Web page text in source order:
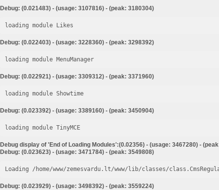
Debug: (0.021483) - (usage: 3107816) - (peak: 3180304)
loading module Likes
Debug: (0.022403) - (usage: 3228360) - (peak: 3298392)
loading module MenuManager
Debug: (0.022921) - (usage: 3309312) - (peak: 3371960)
loading module Showtime
Debug: (0.023392) - (usage: 3389160) - (peak: 3450904)
loading module TinyMCE
Debug display of 'End of Loading Modules':(0.02356) - (usage: 3467280) -
Debug: (0.023623) - (usage: 3471784) - (peak: 3549808)
Loading /home/www/zemesvardu.lt/www/lib/classes/
Debug: (0.023929) - (usage: 3498392) - (peak: 3559224)